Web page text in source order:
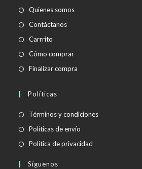
Quienes somos
Contáctanos
Carrrito
Cómo comprar
Finalizar compra
Políticas
Términos y condicionesSe
Políticas de envío
abre
Política de privacidad
Síguenos